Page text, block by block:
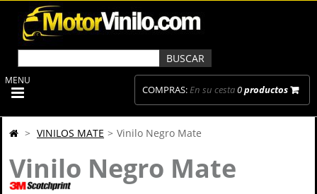
COMPRAS:En su cesta0productos
MENU
> VINILOS MATE > Vinilo Negro Mate
Vinilo Negro Mate